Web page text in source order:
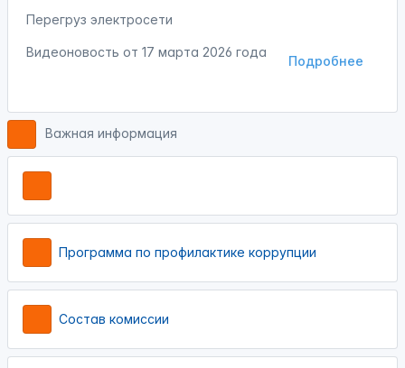
Перегруз электросети
Подробнее
Видеоновость от 17 марта 2026 года
Важная информация
Программа по профилактике коррупции
Состав комиссии